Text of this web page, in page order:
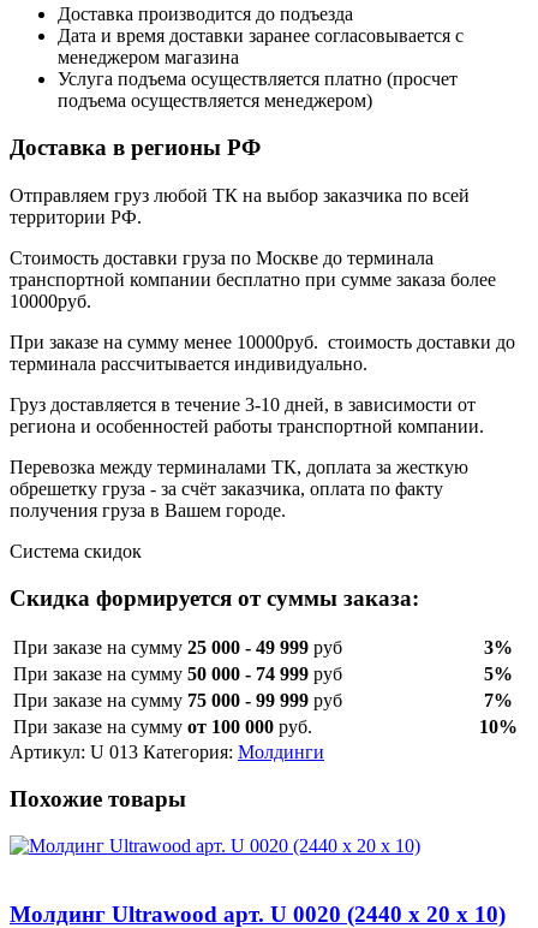
Доставка производится до подъезда
Дата и время доставки заранее согласовывается с
менеджером магазина
Услуга подъема осуществляется платно (просчет
подъема осуществляется менеджером)
Доставка в регионы РФ
Отправляем груз любой ТК на выбор заказчика по всей
территории РФ.
Стоимость доставки груза по Москве до терминала
транспортной компании бесплатно при сумме заказа более
10000руб.
При заказе на сумму менее 10000руб. стоимость доставки до
терминала рассчитывается индивидуально.
Груз доставляется в течение 3-10 дней, в зависимости от
региона и особенностей работы транспортной компании.
Перевозка между терминалами ТК, доплата за жесткую
обрешетку груза - за счёт заказчика, оплата по факту
получения груза в Вашем городе.
Система скидок
Скидка формируется от суммы заказа:
При заказе на сумму 25 000 - 49 999 руб
3%
При заказе на сумму 50 000 - 74 999 руб
5%
При заказе на сумму 75 000 - 99 999 руб
7%
При заказе на сумму от 100 000 руб.
10%
Артикул: U 013 Категория: Молдинги
Похожие товары
Молдинг Ultrawood арт. U 0020 (2440 х 20 х 10)